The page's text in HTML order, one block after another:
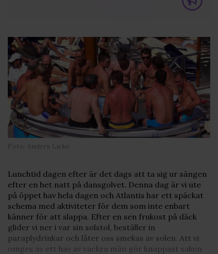
Foto: Anders Licke
Lunchtid dagen efter är det dags att ta sig ur sängen
efter en het natt på dansgolvet. Denna dag är vi ute
på öppet hav hela dagen och Atlantis har ett späckat
schema med aktiviteter för dem som inte enbart
känner för att slappa. Efter en sen frukost på däck
glider vi ner i var sin solstol, beställer in
paraplydrinkar och låter oss smekas av solen. Att vi
omges av ett hav av vackra män gör knappast saken